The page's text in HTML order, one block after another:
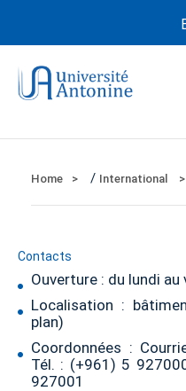
Home / International
Contacts
Ouverture : du lundi
Localisation :
plan)
Coordonnées :
Tél. : (+961) 5
927001